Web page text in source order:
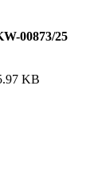
00873/25
KB